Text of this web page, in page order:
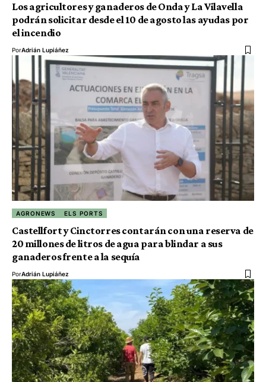
Los agricultores y ganaderos de Onda y La Vilavella
podrán solicitar desde el 10 de agosto las ayudas por
el incendio
PorAdrián Lupiáñez
AGRONEWS ELS PORTS
Castellfort y Cinctorres contarán con una reserva de
20 millones de litros de agua para blindar a sus
ganaderos frente a la sequía
PorAdrián Lupiáñez